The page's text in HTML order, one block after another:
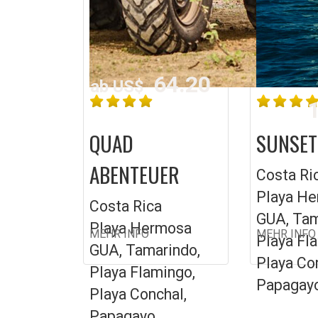
ab US$64.20
QUAD
ABENTEUER
Costa Rica
Playa Hermosa
GUA, Tamarindo,
Playa Flamingo,
Playa Conchal,
MEHR INFO
Costa
Playa
GUA,
Playa
Playa
MEHR INFO